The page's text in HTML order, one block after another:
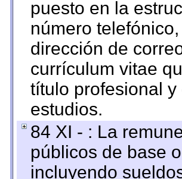
puesto en la
número
dirección de
currículum vitae
título profesional
estudios.
84 XI - : La
públicos de base
incluyendo